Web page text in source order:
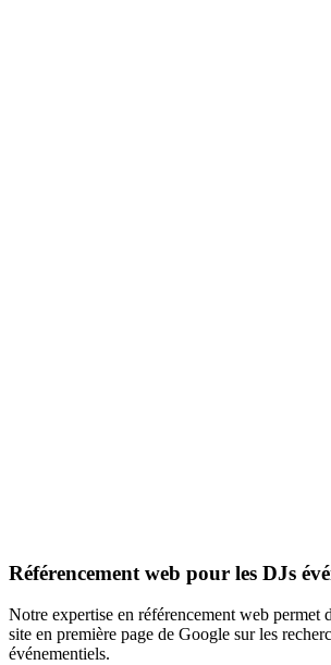
Référencement web pour les DJs
Notre expertise en référencement web permet
site en première page de Google sur les
événementiels.